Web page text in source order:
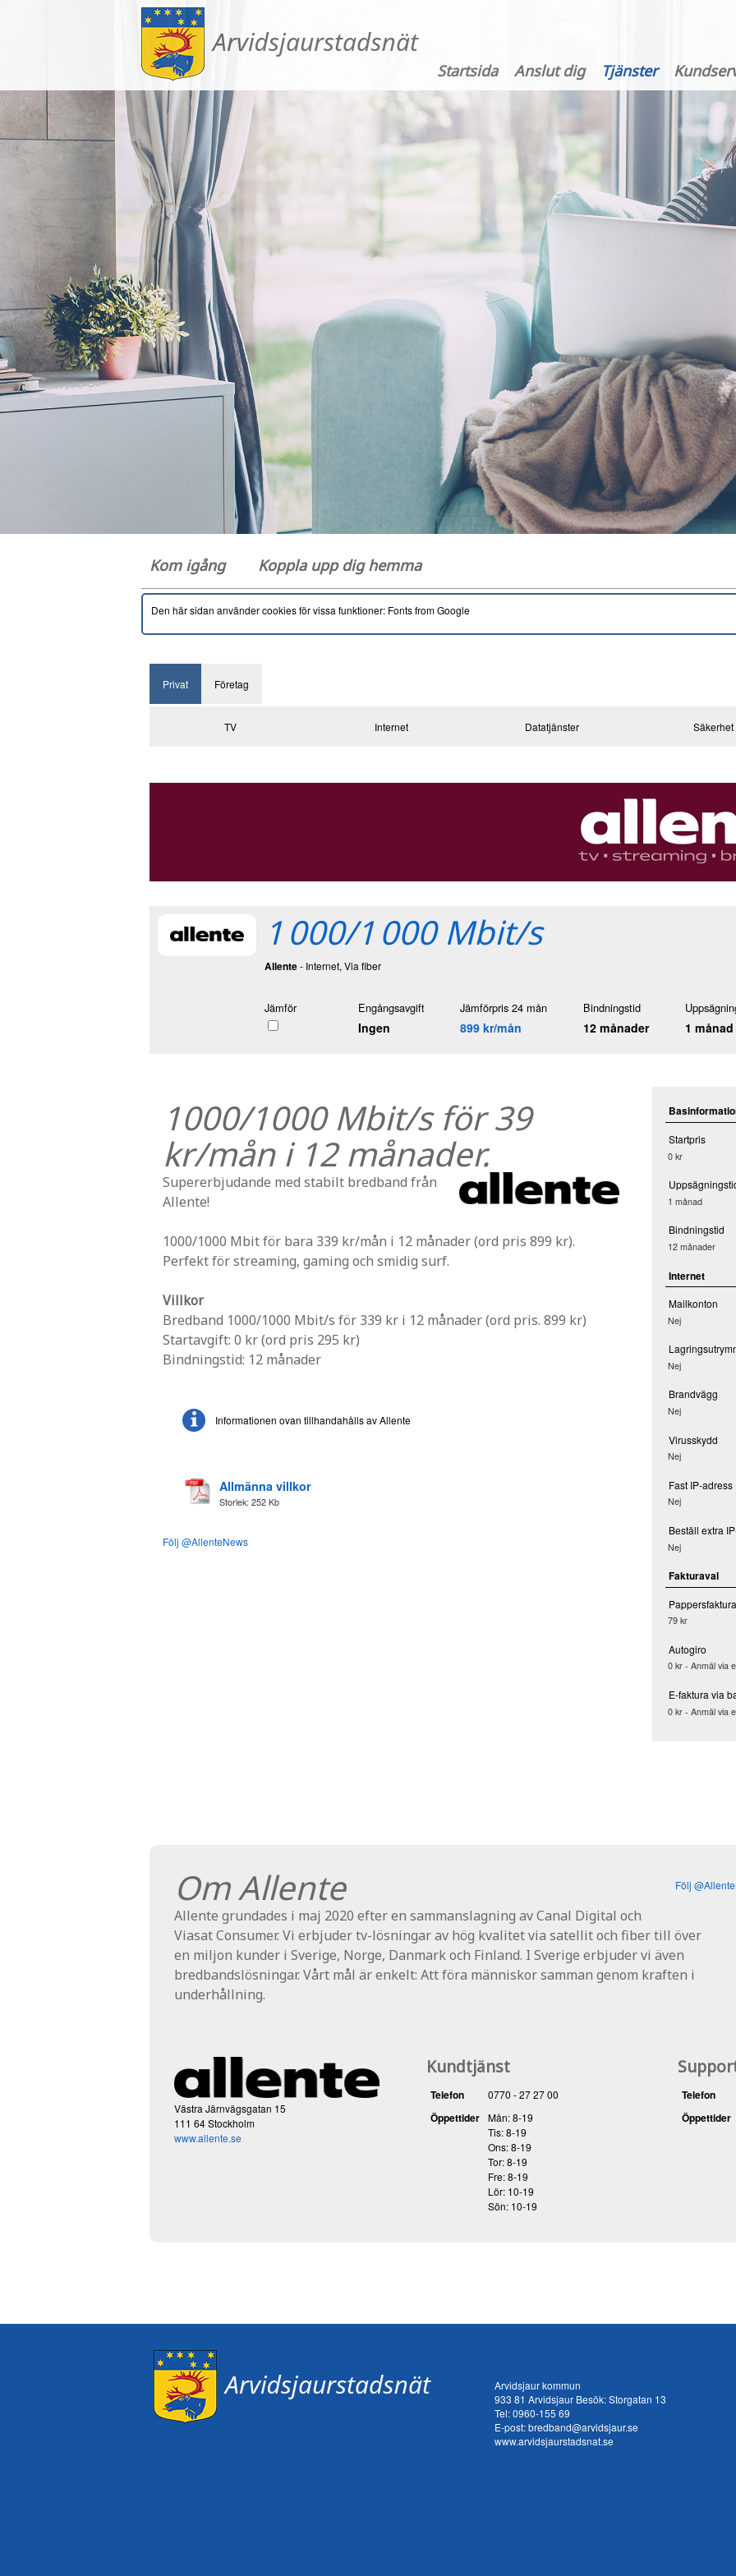
Startsida Anslut dig Tjänster
Kom igång Koppla upp dig hemma
Den här sidan använder cookies för vissa funktioner: Fonts from Google
Privat Företag
TV Internet Datatjänster Säkerhet
1 000/1 000 Mbit/s
Allente- Internet, Via fiber
Jämför Engångsavgift
Ingen
Jämförpris 24 mån
899 kr/mån
Bindningstid
12 månader 1 månad
1000/1000 Mbit/s för 39
kr/mån i 12 månader.
Supererbjudande med stabilt bredband från
Allente!
1000/1000 Mbit för bara 339 kr/mån i 12 månader (ord pris 899 kr).
Perfekt för streaming, gaming och smidig surf.
Villkor
Bredband 1000/1000 Mbit/s för 339 kr i 12 månader (ord pris. 899 kr)
Startavgift: 0 kr (ord pris 295 kr)
Bindningstid: 12 månader
Informationen ovan tillhandahålls av Allente
Allmänna villkor
Storlek: 252 Kb
Följ @AllenteNews
Startpris
0 kr
1 månad
Bindningstid
12 månader
Internet
Mailkonton
Nej
Nej
Brandvägg
Nej
Virusskydd
Nej
Fast IP-adress
Nej
Beställ extra
Nej
Fakturaval
Pappersfaktura
79 kr
Autogiro
0 kr - Anmäl via
E-faktura via
0 kr - Anmäl via
Följ
Om Allente
Allente grundades i maj 2020 efter en sammanslagning av Canal Digital och
Viasat Consumer. Vi erbjuder tv-lösningar av hög kvalitet via satellit och fiber till över
en miljon kunder i Sverige, Norge, Danmark och Finland. I Sverige erbjuder vi även
bredbandslösningar. Vårt mål är enkelt: Att föra människor samman genom kraften i
underhållning.
Västra Järnvägsgatan 15
111 64 Stockholm
www.allente.se
Kundtjänst
Telefon 0770 - 27 27 00
Öppettider
Mån: 8-19
Tis: 8-19
Ons: 8-19
Tor: 8-19
Fre: 8-19
Lör: 10-19
Sön: 10-19
Telefon
Öppettider
Arvidsjaur kommun
933 81 Arvidsjaur Besök: Storgatan 13
Tel:0960-155 69
E-post:bredband@arvidsjaur.se
www.arvidsjaurstadsnat.se